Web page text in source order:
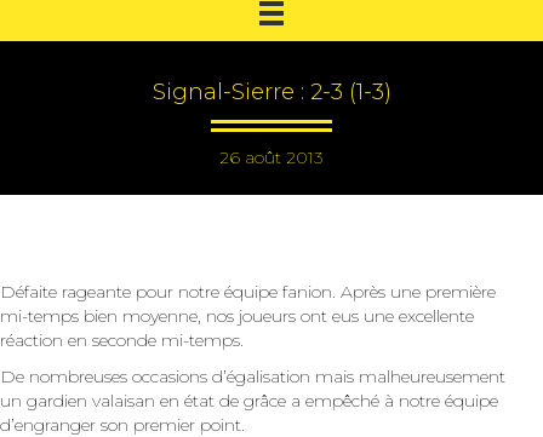
Signal-Sierre : 2-3 (1-3)
26 août 2013
Défaite rageante pour notre équipe fanion. Après une première
mi-temps bien moyenne, nos joueurs ont eus une excellente
réaction en seconde mi-temps.
De nombreuses occasions d’égalisation mais malheureusement
un gardien valaisan en état de grâce a empêché à notre équipe
d’engranger son premier point.